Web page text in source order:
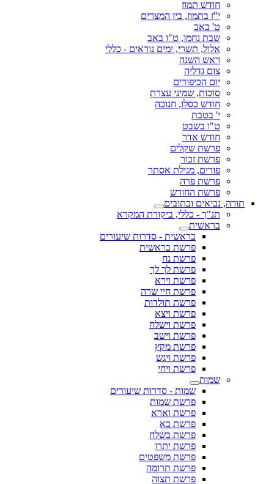
חודש תמוז
י"ז בתמוז, בין המצרים
ט' באב
שבת נחמו, ט"ו באב
אלול, תשרי, ימים נוראים - כללי
ראש השנה
צום גדליה
יום הכיפורים
סוכות, שמיני עצרת
חודש כסלו, חנוכה
י' בטבת
ט"ו בשבט
חודש אדר
פרשת שקלים
פרשת זכור
פורים, מגילת אסתר
פרשת פרה
פרשת החודש
תורה, נביאים וכתובים
תנ"ך - כללי, ביקורת המקרא
בראשית
בראשית - סדרות שיעורים
פרשת בראשית
פרשת נח
פרשת לך לך
פרשת וירא
פרשת חיי שרה
פרשת תולדות
פרשת ויצא
פרשת וישלח
פרשת וישב
פרשת מקץ
פרשת ויגש
פרשת ויחי
שמות
שמות - סדרות שיעורים
פרשת שמות
פרשת וארא
פרשת בא
פרשת בשלח
פרשת יתרו
פרשת משפטים
פרשת תרומה
פרשת תצוה